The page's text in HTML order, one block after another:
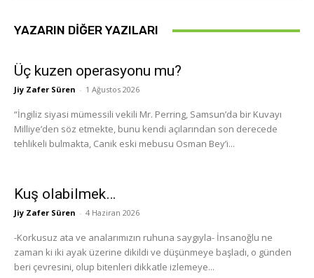
YAZARIN DIĞER YAZILARI
Üç kuzen operasyonu mu?
Jiy Zafer Süren - 1 Ağustos 2026
“İngiliz siyasi mümessili vekili Mr. Perring, Samsun’da bir Kuvayı
Milliye’den söz etmekte, bunu kendi açılarından son derecede
tehlikeli bulmakta, Canik eski mebusu Osman Bey’i...
Kuş olabilmek…
Jiy Zafer Süren - 4 Haziran 2026
-Korkusuz ata ve analarımızın ruhuna saygıyla- İnsanoğlu ne
zaman ki iki ayak üzerine dikildi ve düşünmeye başladı, o günden
beri çevresini, olup bitenleri dikkatle izlemeye...